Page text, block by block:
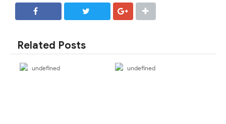
Related Posts
undefined undefined